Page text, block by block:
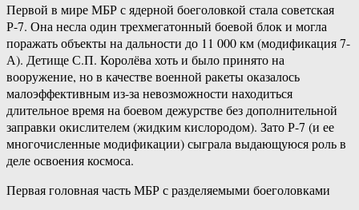
Первой в мире МБР с ядерной боеголовкой стала советская
Р-7. Она несла один трехмегатонный боевой блок и могла
поражать объекты на дальности до 11 000 км (модификация 7-
А). Детище С.П. Королёва хоть и было принято на
вооружение, но в качестве военной ракеты оказалось
малоэффективным из-за невозможности находиться
длительное время на боевом дежурстве без дополнительной
заправки окислителем (жидким кислородом). Зато Р-7 (и ее
многочисленные модификации) сыграла выдающуюся роль в
деле освоения космоса.
Первая головная часть МБР с разделяемыми боеголовками